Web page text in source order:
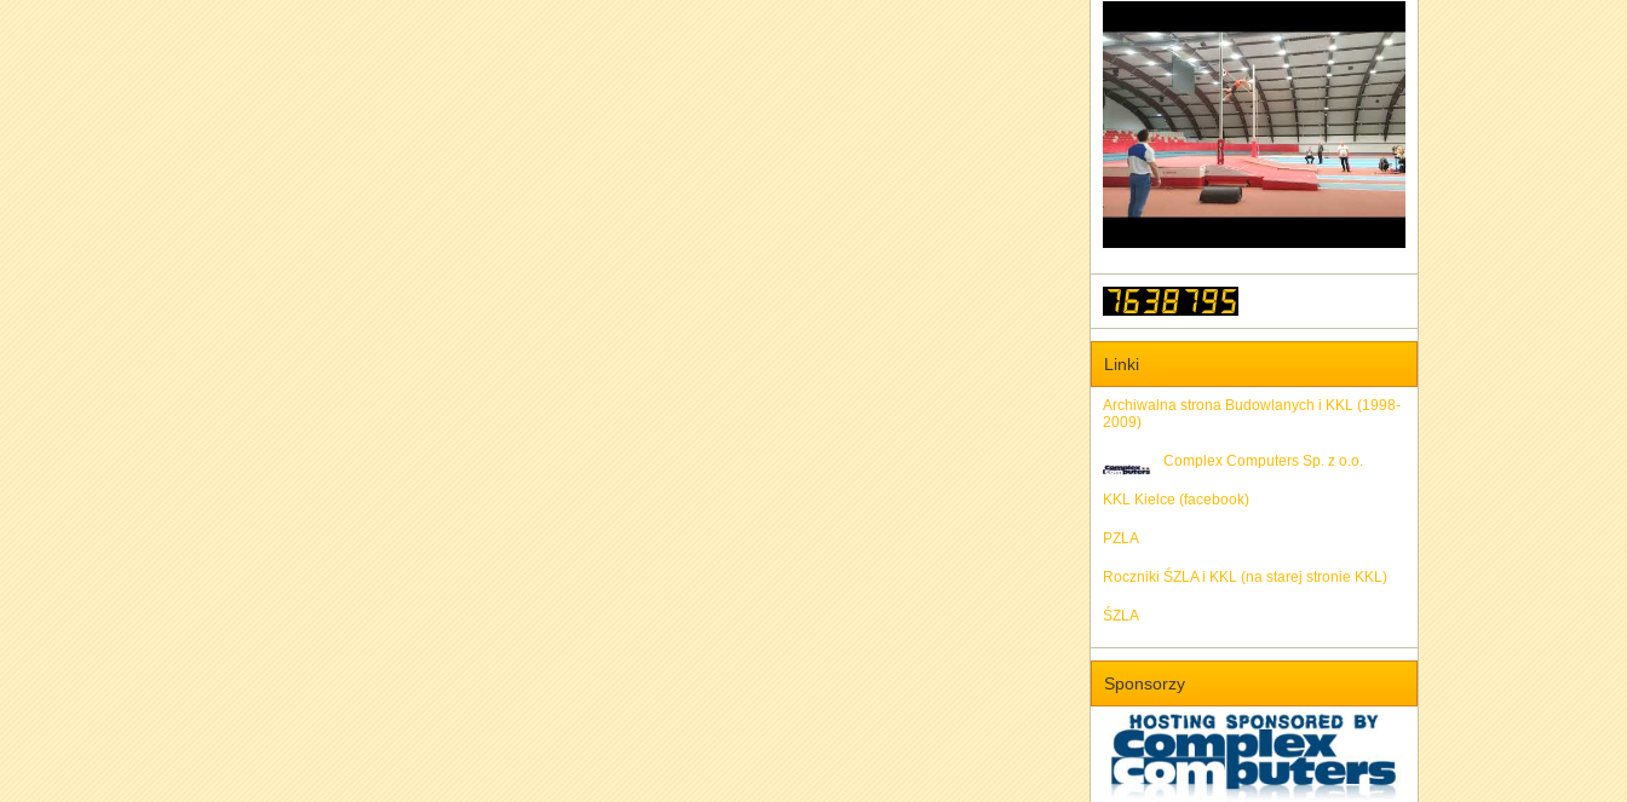
Linki
Archiwalna strona Budowlanych i KKL (1998-
2009)
Complex Computers Sp. z o.o.
KKL Kielce (facebook)
PZLA
Roczniki ŚZLA i KKL (na starej stronie KKL)
ŚZLA
Sponsorzy